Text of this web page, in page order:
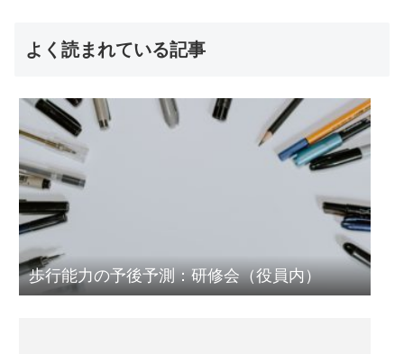
よく読まれている記事
歩行能力の予後予測：研修会（役員内）